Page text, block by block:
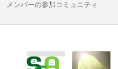
メンバーの参加コミュニティ